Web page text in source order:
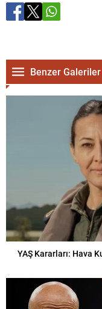
Benzer Galeriler
YAŞ Kararları: Hava